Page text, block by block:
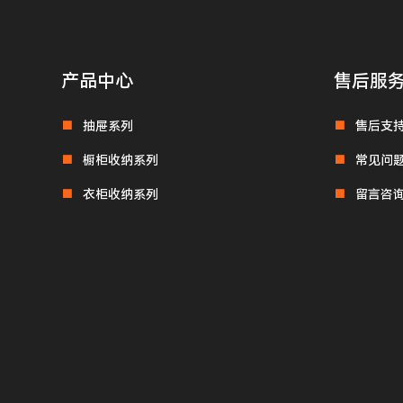
产品中心
抽屉系列
橱柜收纳系列
衣柜收纳系列
售后服
售后支
常见问
留言咨